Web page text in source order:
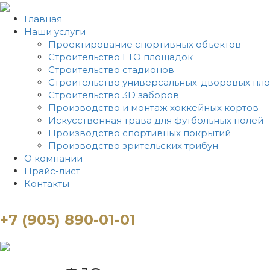
Главная
Наши услуги
Проектирование спортивных объектов
Строительство ГТО площадок
Строительство стадионов
Строительство универсальных-дворовых
Строительство 3D заборов
Производство и монтаж хоккейных кортов
Искусственная трава для футбольных полей
Производство спортивных покрытий
Производство зрительских трибун
О компании
Прайс-лист
Контакты
+7 (905) 890-01-01